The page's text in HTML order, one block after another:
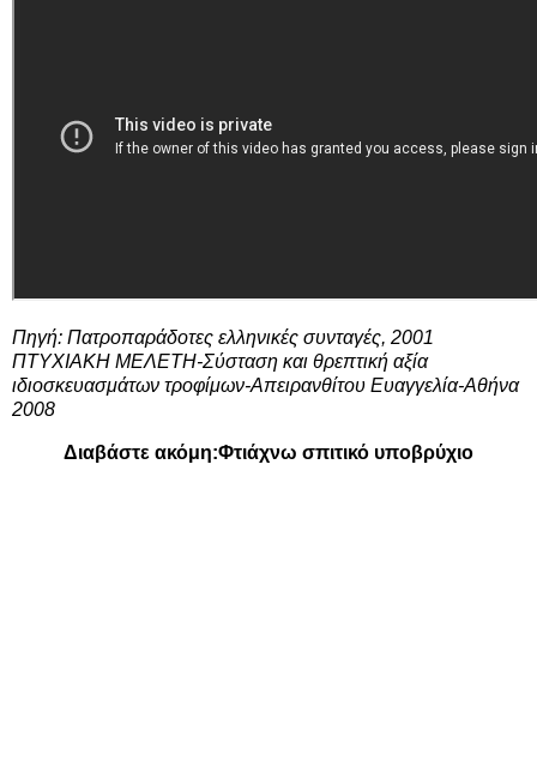
Πηγή: Πατροπαράδοτες ελληνικές συνταγές, 2001
ΠΤΥΧΙΑΚΗ ΜΕΛΕΤΗ-Σύσταση και θρεπτική αξία
ιδιοσκευασμάτων τροφίμων-Απειρανθίτου Ευαγγελία-Αθήνα
2008
Διαβάστε ακόμη:Φτιάχνω σπιτικό υποβρύχιο